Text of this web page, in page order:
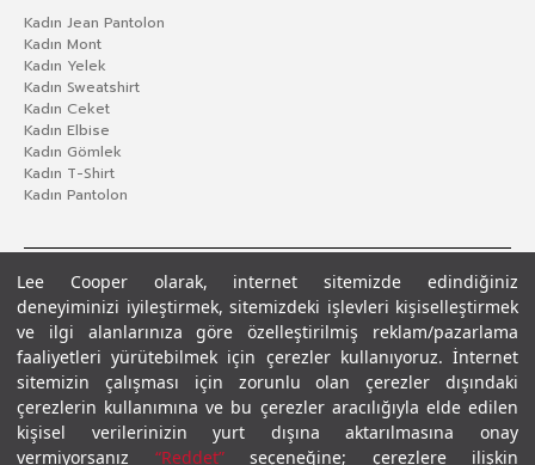
Lee Cooper olarak, internet sitemizde edindiğiniz
deneyiminizi iyileştirmek, sitemizdeki işlevleri kişiselleştirmek
ve ilgi alanlarınıza göre özelleştirilmiş reklam/pazarlama
faaliyetleri yürütebilmek için çerezler kullanıyoruz. İnternet
sitemizin çalışması için zorunlu olan çerezler dışındaki
çerezlerin kullanımına ve bu çerezler aracılığıyla elde edilen
kişisel verilerinizin yurt dışına aktarılmasına onay
vermiyorsanız “Reddet”seçeneğine; çerezlere ilişkin
Kadın Jean Pantolon
Kadın Mont
Kadın Yelek
Kadın Sweatshirt
Kadın Ceket
Kadın Elbise
Kadın Gömlek
Kadın T-Shirt
Kadın Pantolon
Gizlilik PolitikasıÇerez Politikası KVKK Aydınlatma MetniŞartlar ve Koşullar
© 2026 Leecooper - Tüm Hakları Saklıdır.